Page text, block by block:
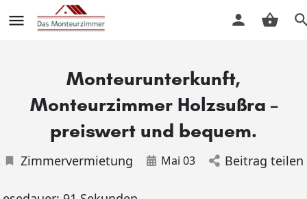
Monteurunterkunft,
Monteurzimmer Holzsußra –
preiswert und bequem.
Zimmervermietung Mai 03 Beitrag teilen